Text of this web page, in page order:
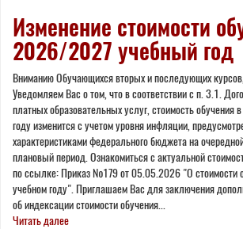
Изменение стоимости
2026/2027 учебный год
Вниманию Обучающихся вторых и последующих
Уведомляем Вас о том, что в соответствии с п. 3.1.
платных образовательных услуг, стоимость
году изменится с учетом уровня инфляции,
характеристиками федерального бюджета на
плановый период. Ознакомиться с актуальной
по ссылке: Приказ №179 от 05.05.2026 "О стоимости
учебном году". Приглашаем Вас для заключения
об индексации стоимости обучения...
Читать далее